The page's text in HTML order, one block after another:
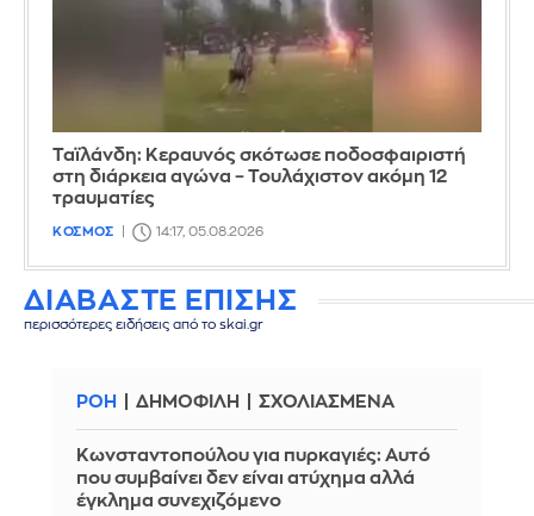
Ταϊλάνδη: Κεραυνός σκότωσε ποδοσφαιριστή
στη διάρκεια αγώνα – Τουλάχιστον ακόμη 12
τραυματίες
ΚΟΣΜΟΣ 14:17, 05.08.2026
ΔΙΑΒΑΣΤΕ ΕΠΙΣΗΣ
περισσότερες ειδήσεις από το skai.gr
ΡΟΗ ΔΗΜΟΦΙΛΗ ΣΧΟΛΙΑΣΜΕΝΑ
Κωνσταντοπούλου για πυρκαγιές: Αυτό
που συμβαίνει δεν είναι ατύχημα αλλά
έγκλημα συνεχιζόμενο